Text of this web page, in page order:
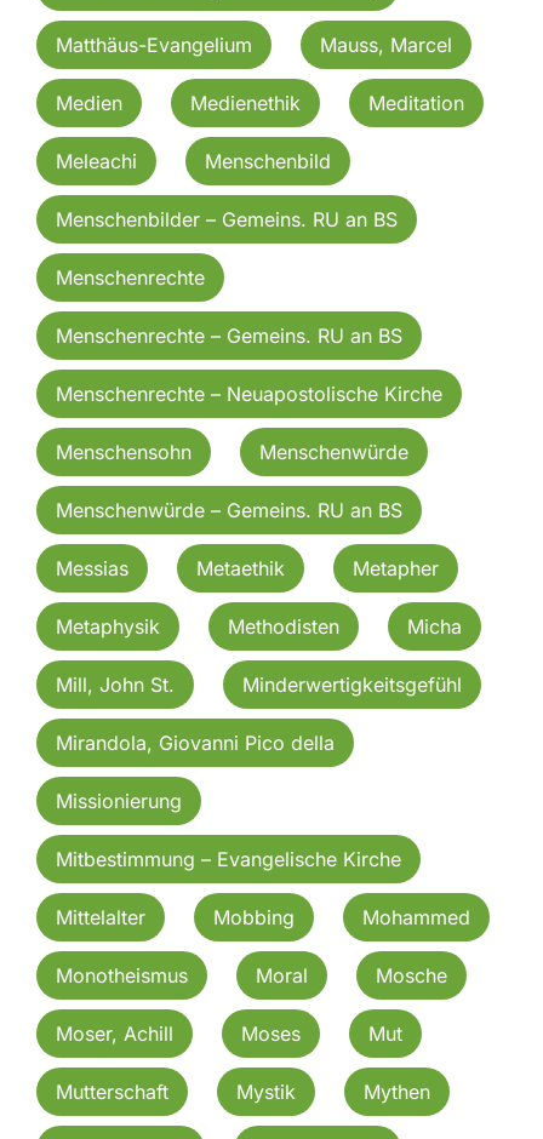
Matthäus-Evangelium Mauss, Marcel
Medien Medienethik Meditation
Meleachi Menschenbild
Menschenbilder – Gemeins. RU an BS
Menschenrechte
Menschenrechte – Gemeins. RU an BS
Menschenrechte – Neuapostolische Kirche
Menschensohn Menschenwürde
Menschenwürde – Gemeins. RU an BS
Messias Metaethik Metapher
Metaphysik Methodisten Micha
Mill, John St. Minderwertigkeitsgefühl
Mirandola, Giovanni Pico della
Missionierung
Mitbestimmung – Evangelische Kirche
Mittelalter Mobbing Mohammed
Monotheismus Moral Mosche
Moser, Achill Moses Mut
Mutterschaft Mystik Mythen